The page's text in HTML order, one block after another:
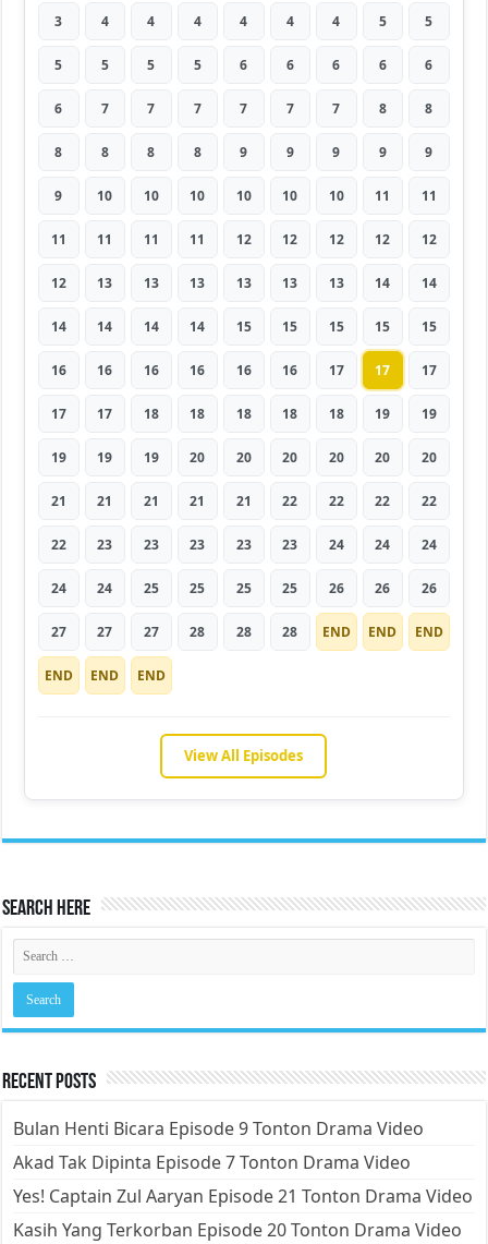
3 4 4 4 4 4 4 5 5
5 5 5 5 6 6 6 6 6
6 7 7 7 7 7 7 8 8
8 8 8 8 9 9 9 9 9
9 10 10 10 10 10 10 11 11
11 11 11 11 12 12 12 12 12
12 13 13 13 13 13 13 14 14
14 14 14 14 15 15 15 15 15
16 16 16 16 16 16 17 17 17
17 17 18 18 18 18 18 19 19
19 19 19 20 20 20 20 20 20
21 21 21 21 21 22 22 22 22
22 23 23 23 23 23 24 24 24
24 24 25 25 25 25 26 26 26
27 27 27 28 28 28 END END END
END END END
View All Episodes
Search Here
Recent Posts
Bulan Henti Bicara Episode 9 Tonton Drama Video
Akad Tak Dipinta Episode 7 Tonton Drama Video
Yes! Captain Zul Aaryan Episode 21 Tonton Drama Video
Kasih Yang Terkorban Episode 20 Tonton Drama Video